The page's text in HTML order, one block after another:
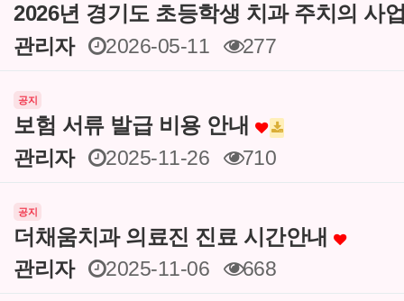
2026년 경기도 초등학생 치과 주치의 사
관리자
2026-05-11 277
공지
보험 서류 발급 비용 안내
관리자
2025-11-26 710
공지
더채움치과 의료진 진료 시간안내
관리자
2025-11-06 668